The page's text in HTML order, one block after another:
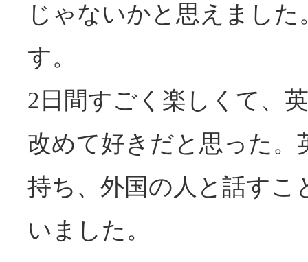
じゃないかと思えまし
す。
2日間すごく楽しくて、
改めて好きだと思った
持ち、外国の人と話す
いました。